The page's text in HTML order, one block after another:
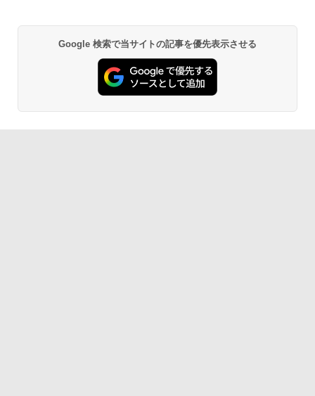
Google 検索で当サイトの記事を優先表示させる